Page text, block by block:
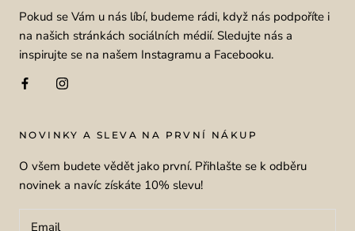
Pokud se Vám u nás líbí, budeme rádi, když nás podpoříte i
na našich stránkách sociálních médií. Sledujte nás a
inspirujte se na našem Instagramu a Facebooku.
NOVINKY A SLEVA NA PRVNÍ NÁKUP
O všem budete vědět jako první. Přihlašte se k odběru
novinek a navíc získáte 10% slevu!